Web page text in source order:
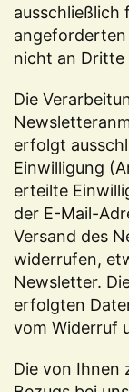
ausschließlich
nicht an Dritte
Die
erfolgt
Einwilligung
erteilte
der E-Mail-
Versand des
widerrufen,
Newsletter.
erfolgten
vom Widerruf
Die von Ihnen